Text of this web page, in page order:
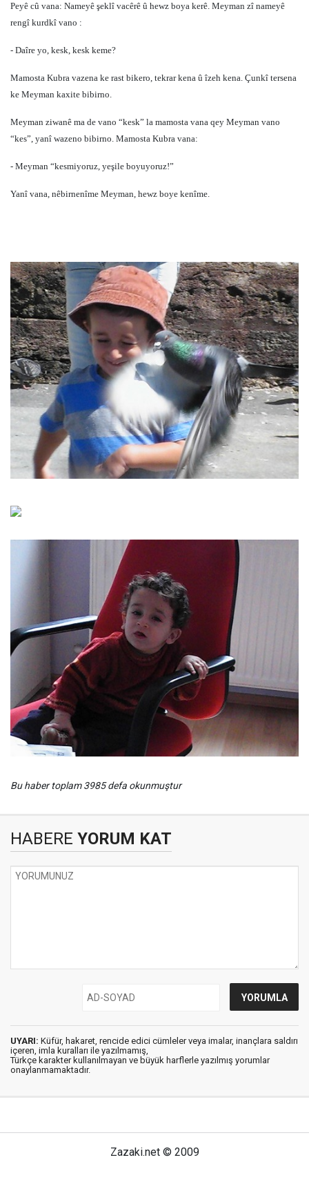
Peyê cû vana: Nameyê şeklî vacêrê û hewz boya kerê. Meyman zî nameyê
rengî kurdkî vano :
- Daîre yo, kesk, kesk keme?
Mamosta Kubra vazena ke rast bikero, tekrar kena û îzeh kena. Çunkî tersena
ke Meyman kaxite bibirno.
Meyman ziwanê ma de vano “kesk” la mamosta vana qey Meyman vano
“kes”, yanî wazeno bibirno. Mamosta Kubra vana:
- Meyman “kesmiyoruz, yeşile boyuyoruz!”
Yanî vana, nêbirnenîme Meyman, hewz boye kenîme.
Bu haber toplam 3985 defa okunmuştur
HABERE YORUM KAT
UYARI: Küfür, hakaret, rencide edici cümleler veya imalar, inançlara saldırı
içeren, imla kuralları ile yazılmamış,
Türkçe karakter kullanılmayan ve büyük harflerle yazılmış yorumlar
onaylanmamaktadır.
Zazaki.net © 2009